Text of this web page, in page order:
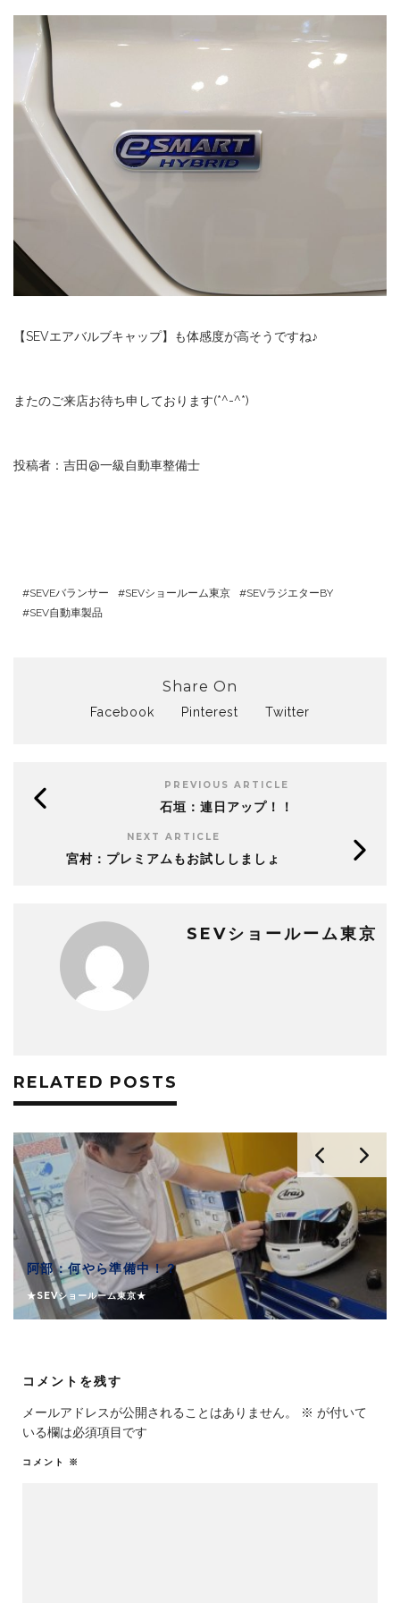
【SEVエアバルブキャップ】も体感度が高そうですね♪
またのご来店お待ち申しております(*^-^*)
投稿者：吉田@一級自動車整備士
SEVEバランサー SEVショールーム東京
SEVラジエターBY
SEV自動車製品
Share On
Facebook Pinterest Twitter
PREVIOUS ARTICLE
石垣：連日アップ！！
NEXT ARTICLE
宮村：プレミアムもお試ししましょ
SEVショールーム東京
RELATED POSTS
阿部：何やら準備中！？
★SEVショールーム東京★
コメントを残す
メールアドレスが公開されることはありません。 ※ が付いて
いる欄は必須項目です
コメント ※